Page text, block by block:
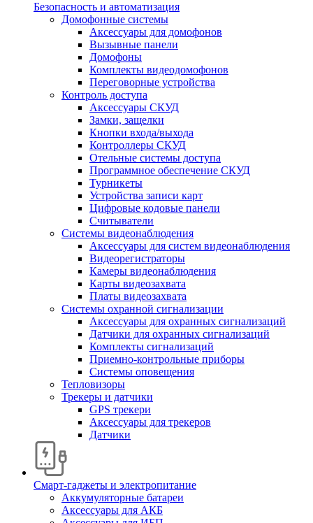
Безопасность и автоматизация
Домофонные системы
Аксессуары для домофонов
Вызывные панели
Домофоны
Комплекты видеодомофонов
Переговорные устройства
Контроль доступа
Аксессуары СКУД
Замки, защелки
Кнопки входа/выхода
Контроллеры СКУД
Отельные системы доступа
Программное обеспечение СКУД
Турникеты
Устройства записи карт
Цифровые кодовые панели
Считыватели
Системы видеонаблюдения
Аксессуары для систем видеонаблюдения
Видеорегистраторы
Камеры видеонаблюдения
Карты видеозахвата
Платы видеозахвата
Системы охранной сигнализации
Аксессуары для охранных сигнализаций
Датчики для охранных сигнализаций
Комплекты сигнализаций
Приемно-контрольные приборы
Системы оповещения
Тепловизоры
Трекеры и датчики
GPS трекери
Аксессуары для трекеров
Датчики
Смарт-гаджеты и электропитание
Аккумуляторные батареи
Аксессуары для АКБ